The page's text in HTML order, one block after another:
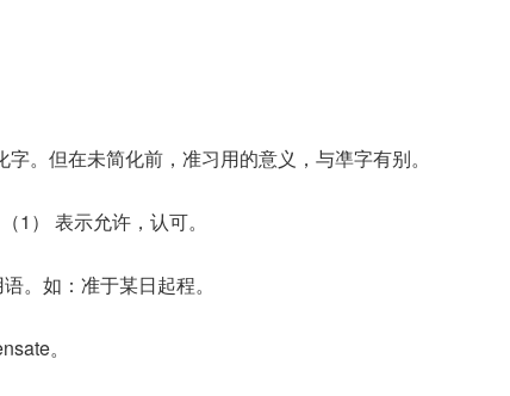
。但在未简化前，准习用的意义，与凖字有别。
1） 表示允许，认可。
。如：准于某日起程。
。